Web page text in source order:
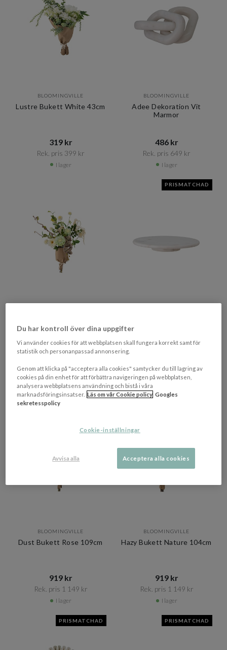
BLOOMINGVILLE
Lustre Bukett White 43cm
319 kr​​
Rek. pris 399 kr​​
I lager
BLOOMINGVILLE
Adee Dekoration Vit
Marmor
486 kr​​
Rek. pris 649 kr​​
I lager
Rise Bukett White 109cm
Rek. pris 969 kr​​
4-9 vardagar
PRISMATCHAD
Ellin Roterbar Bricka White
Rek. pris 869 kr​​
I lager
BLOOMINGVILLE
Dust Bukett Rose 109cm
919 kr​​
Rek. pris 1 149 kr​​
I lager
BLOOMINGVILLE
Hazy Bukett Nature 104cm
919 kr​​
Rek. pris 1 149 kr​​
I lager
PRISMATCHAD PRISMATCHAD
Du har kontroll över dina uppgifter
Vi använder cookies för att webbplatsen skall fungera korrekt samt för
statistik och personanpassad annonsering.
Genom att klicka på "acceptera alla cookies" samtycker du till lagring av
cookies på din enhet för att förbättra navigeringen på webbplatsen,
analysera webbplatsens användning och bistå i våra
marknadsföringsinsatser. Läs om vår Cookie policy Googles
sekretesspolicy
Cookie-inställningar
Avvisa alla Acceptera alla cookies